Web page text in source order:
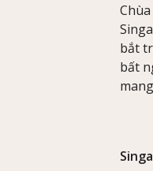
bắt
bất